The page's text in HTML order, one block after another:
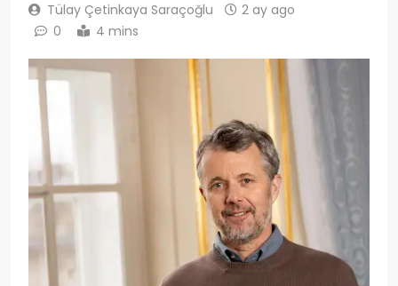
Tülay Çetinkaya Saraçoğlu
2 ay ago
0
4 mins